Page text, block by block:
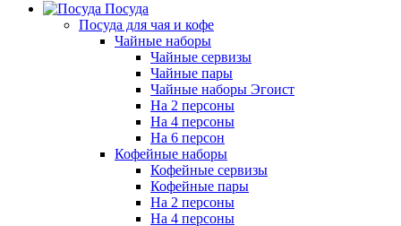
Посуда
Посуда для чая и кофе
Чайные наборы
Чайные сервизы
Чайные пары
Чайные наборы Эгоист
На 2 персоны
На 4 персоны
На 6 персон
Кофейные наборы
Кофейные сервизы
Кофейные пары
На 2 персоны
На 4 персоны